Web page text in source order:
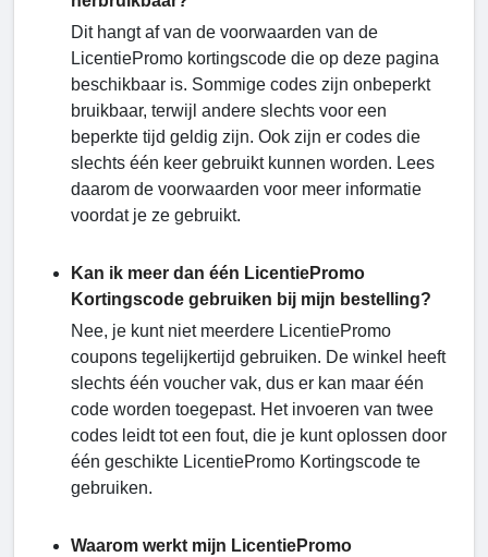
Dit hangt af van de voorwaarden van de
LicentiePromo kortingscode die op deze pagina
beschikbaar is. Sommige codes zijn onbeperkt
bruikbaar, terwijl andere slechts voor een
beperkte tijd geldig zijn. Ook zijn er codes die
slechts één keer gebruikt kunnen worden. Lees
daarom de voorwaarden voor meer informatie
voordat je ze gebruikt.
Kan ik meer dan één LicentiePromo
Kortingscode gebruiken bij mijn bestelling?
Nee, je kunt niet meerdere LicentiePromo
coupons tegelijkertijd gebruiken. De winkel heeft
slechts één voucher vak, dus er kan maar één
code worden toegepast. Het invoeren van twee
codes leidt tot een fout, die je kunt oplossen door
één geschikte LicentiePromo Kortingscode te
gebruiken.
Waarom werkt mijn LicentiePromo